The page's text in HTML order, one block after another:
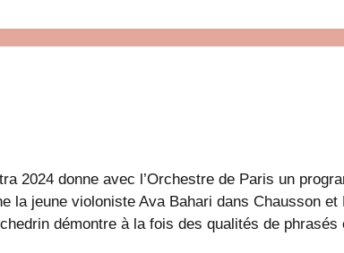
2024 donne avec l’Orchestre de Paris un
la jeune violoniste Ava Bahari dans Chausson
démontre à la fois des qualités de